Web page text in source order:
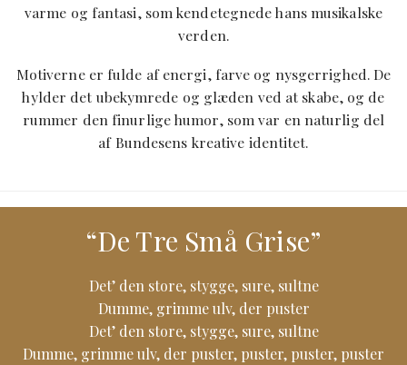
varme og fantasi, som kendetegnede hans musikalske
verden.
Motiverne er fulde af energi, farve og nysgerrighed. De
hylder det ubekymrede og glæden ved at skabe, og de
rummer den finurlige humor, som var en naturlig del
af Bundesens kreative identitet.
“De Tre Små Grise”
Det’ den store, stygge, sure, sultne
Dumme, grimme ulv, der puster
Det’ den store, stygge, sure, sultne
Dumme, grimme ulv, der puster, puster, puster, puster